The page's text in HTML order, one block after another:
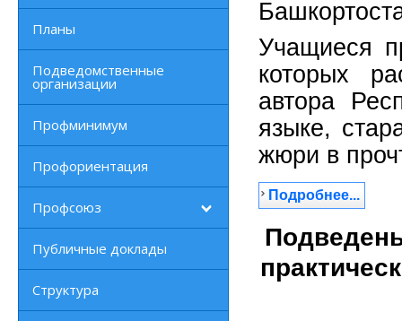
Планы
Подведомственные
организации
Профминимум
Профориентация
Профсоюз
Публичные доклады
Структура
Учащиеся
которых
автора
языке,
жюри в
Подробнее...